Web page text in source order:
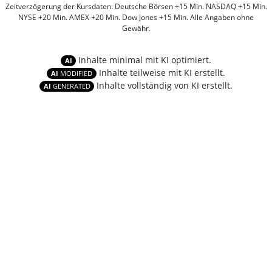
Zeitverzögerung der Kursdaten: Deutsche Börsen +15 Min. NASDAQ +15 Min.
NYSE +20 Min. AMEX +20 Min. Dow Jones +15 Min. Alle Angaben ohne
Gewähr.
AI Inhalte minimal mit KI optimiert.
AI MODIFIED Inhalte teilweise mit KI erstellt.
AI GENERATED Inhalte vollständig von KI erstellt.